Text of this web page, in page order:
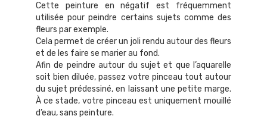
Cette peinture en négatif est fréquemment
utilisée pour peindre certains sujets comme des
fleurs par exemple.
Cela permet de créer un joli rendu autour des fleurs
et de les faire se marier au fond.
Afin de peindre autour du sujet et que l’aquarelle
soit bien diluée, passez votre pinceau tout autour
du sujet prédessiné, en laissant une petite marge.
À ce stade, votre pinceau est uniquement mouillé
d’eau, sans peinture.